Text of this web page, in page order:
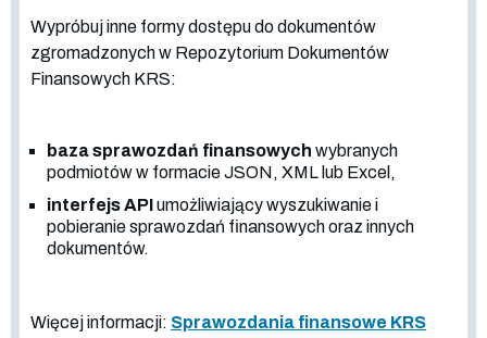
Wypróbuj inne formy dostępu do dokumentów
zgromadzonych w Repozytorium Dokumentów
Finansowych KRS:
baza sprawozdań finansowych wybranych
podmiotów w formacie JSON, XML lub Excel,
interfejs APIumożliwiający wyszukiwanie i
pobieranie sprawozdań finansowych oraz innych
dokumentów.
Więcej informacji: Sprawozdania finansowe KRS